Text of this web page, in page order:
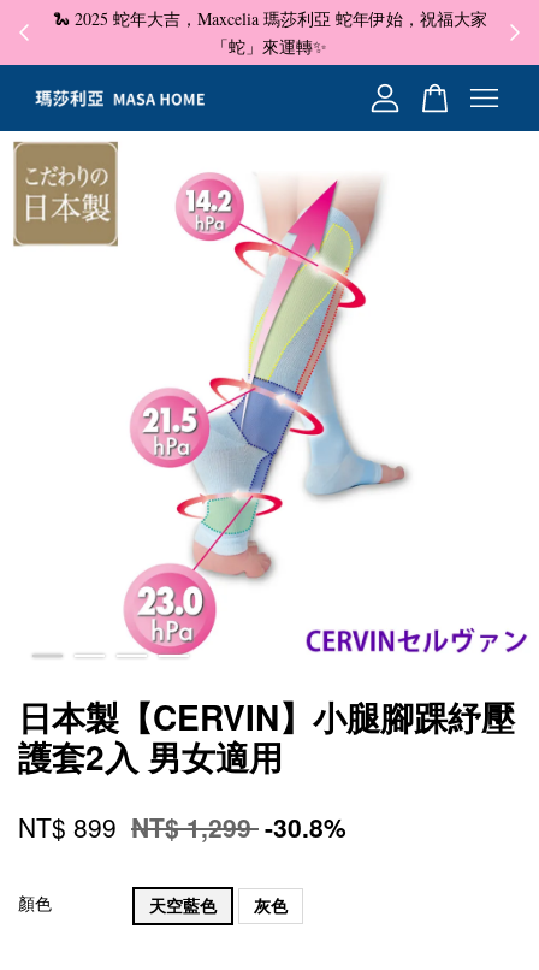
🐍 2025 蛇年大吉，Maxcelia 瑪莎利亞 蛇年伊始，祝福大家
「蛇」來運轉✨
✦
日本製【CERVIN】小腿腳踝紓壓
護套2入 男女適用
NT$ 899 NT$ 1,299-30.8%
顏色 天空藍色 灰色
您的購物車目前還是空的。
繼續購物